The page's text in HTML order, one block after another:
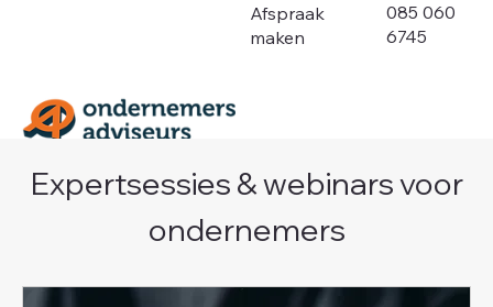
Afspraak
maken
085 060
6745
Expertsessies & webinars voor
ondernemers